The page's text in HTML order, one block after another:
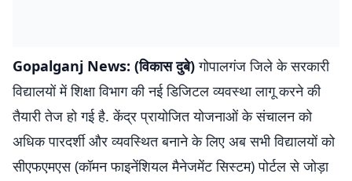
Gopalganj News: (विकास दुबे)गोपालगंज जिले के सरकारी
विद्यालयों में शिक्षा विभाग की नई डिजिटल व्यवस्था लागू करने की
तैयारी तेज हो गई है. केंद्र प्रायोजित योजनाओं के संचालन को
अधिक पारदर्शी और व्यवस्थित बनाने के लिए अब सभी विद्यालयों को
सीएफएमएस (कॉमन फाइनेंशियल मैनेजमेंट सिस्टम) पोर्टल से जोड़ा